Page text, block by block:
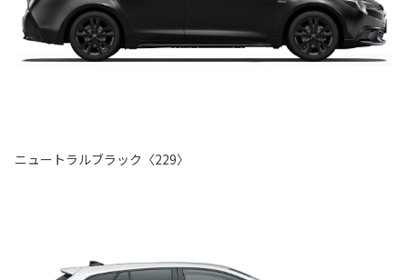
ニュートラルブラック〈229〉